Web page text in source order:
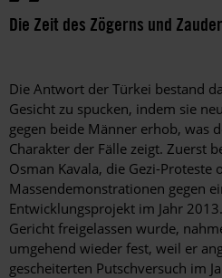
Die Zeit des Zögerns und
Die Antwort der Türkei bestand
Gesicht zu spucken, indem sie
gegen beide Männer erhob, was
Charakter der Fälle zeigt. Zuerst
Osman Kavala, die Gezi-Proteste
Massendemonstrationen gegen
Entwicklungsprojekt im Jahr
Gericht freigelassen wurde,
umgehend wieder fest, weil er
gescheiterten Putschversuch im